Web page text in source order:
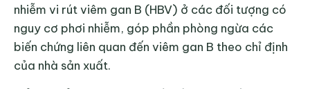
nhiễm vi rút viêm gan B (HBV) ở các đối tượng có
nguy cơ phơi nhiễm, góp phần phòng ngừa các
biến chứng liên quan đến viêm gan B theo chỉ định
của nhà sản xuất.